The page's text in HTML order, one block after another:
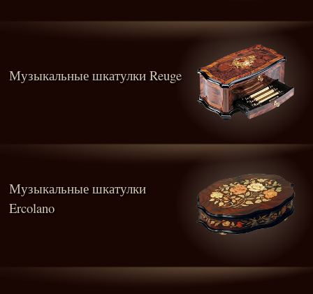
Музыкальные шкатулки Reuge
Музыкальные шкатулки
Ercolano